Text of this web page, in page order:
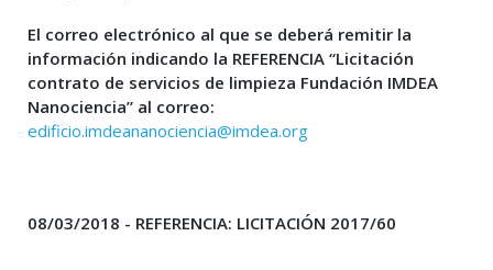
El correo electrónico al que se deberá remitir la
información indicando la REFERENCIA “Licitación
contrato de servicios de limpieza Fundación IMDEA
Nanociencia” al correo:
edificio.imdeananociencia@imdea.org
08/03/2018 - REFERENCIA: LICITACIÓN 2017/60